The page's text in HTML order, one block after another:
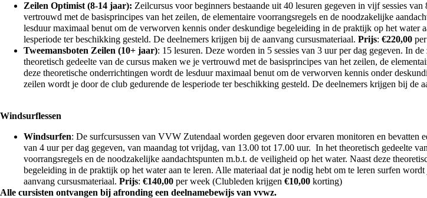
Zeilen Optimist (8-14 jaar): Zeilcursus voor beginners bestaande uit 40 lesuren gegeven in vijf sessies
vertrouwd met de basisprincipes van het zeilen, de elementaire voorrangsregels en de noodzakelijke
lesduur maximaal benut om de verworven kennis onder deskundige begeleiding in de praktijk op het
lesperiode ter beschikking gesteld. De deelnemers krijgen bij de aanvang cursusmateriaal. Prijs: €220,00
Tweemansboten Zeilen (10+ jaar): 15 lesuren. Deze worden in 5 sessies van 3 uur per dag gegeven. In
theoretisch gedeelte van de cursus maken we je vertrouwd met de basisprincipes van het zeilen, de
deze theoretische onderrichtingen wordt de lesduur maximaal benut om de verworven kennis onder
zeilen wordt je door de club gedurende de lesperiode ter beschikking gesteld. De deelnemers krijgen bij de
Windsurflessen
Windsurfen: De surfcursussen van VVW Zutendaal worden gegeven door ervaren monitoren en bevatten
van 4 uur per dag gegeven, van maandag tot vrijdag, van 13.00 tot 17.00 uur. In het theoretisch gedeelte
voorrangsregels en de noodzakelijke aandachtspunten m.b.t. de veiligheid op het water. Naast deze
begeleiding in de praktijk op het water aan te leren. Alle materiaal dat je nodig hebt om te leren surfen
aanvang cursusmateriaal. Prijs: €140,00 per week (Clubleden krijgen €10,00 korting)
Alle cursisten ontvangen bij afronding een deelnamebewijs van vvwz.